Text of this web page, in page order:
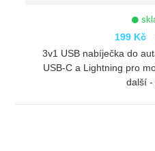
199 Kč
3v1 USB nabíječka do
USB-C a Lightning pro
další -